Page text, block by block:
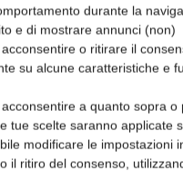
durante la
e di mostrare annunci (non)
o ritirare il
su alcune caratteristiche e
a quanto sopra o
tue scelte saranno applicate
modificare le impostazioni
il ritiro del consenso,
vita e calore al
di sentirsi compresi,
Abbiamo un grande debito
dal momento in cui